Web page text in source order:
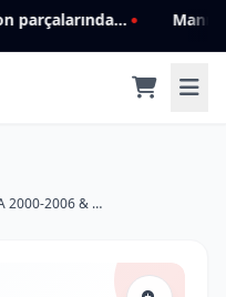
Mannlich: Filtre ve ön süspansiyon parçalarında genişleyen ürün yelpazesiyle kalite ve güven.
MLB-NI60 36160100045 NISSAN ALMERA 2000-2006 & ( N16 )/PRIMERA 2002-2008 ÖN AL ROTİL